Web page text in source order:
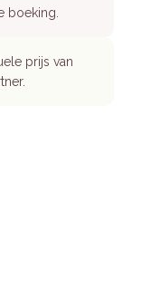
boeking.
prijs van